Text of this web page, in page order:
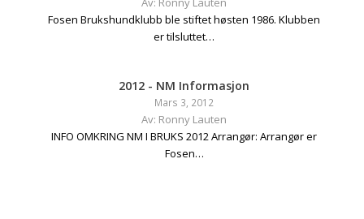
Fosen Brukshundklubb ble stiftet høsten 1986. Klubben
er tilsluttet…
2012 - NM Informasjon
Mars 3, 2012
Av: Ronny Lauten
INFO OMKRING NM I BRUKS 2012 Arrangør: Arrangør er
Fosen…